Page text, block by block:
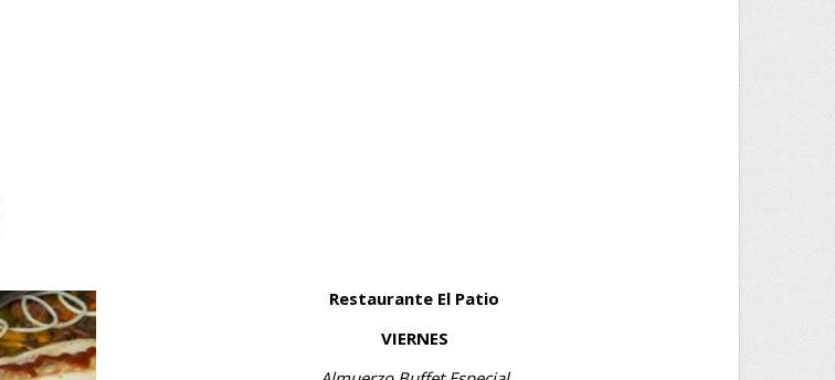
Restaurante El Patio
VIERNES